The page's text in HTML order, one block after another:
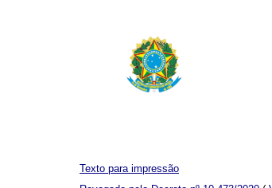
Texto para impressão